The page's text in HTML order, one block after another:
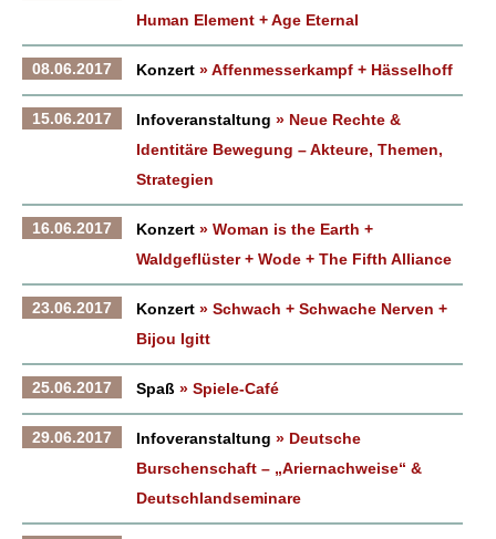
Human Element + Age Eternal
08.06.2017 Konzert » Affenmesserkampf + Hässelhoff
15.06.2017 Infoveranstaltung » Neue Rechte &
Identitäre Bewegung – Akteure, Themen,
Strategien
16.06.2017 Konzert » Woman is the Earth +
Waldgeflüster + Wode + The Fifth Alliance
23.06.2017 Konzert » Schwach + Schwache Nerven +
Bijou Igitt
25.06.2017 Spaß » Spiele-Café
29.06.2017 Infoveranstaltung » Deutsche
Burschenschaft – „Ariernachweise“ &
Deutschlandseminare